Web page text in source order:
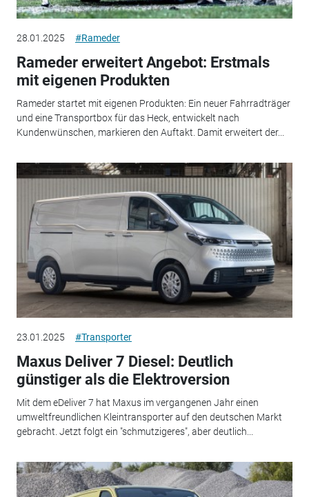
28.01.2025 #Rameder
Rameder erweitert Angebot: Erstmals
mit eigenen Produkten
Rameder startet mit eigenen Produkten: Ein neuer Fahrradträger
und eine Transportbox für das Heck, entwickelt nach
Kundenwünschen, markieren den Auftakt. Damit erweitert der...
23.01.2025 #Transporter
Maxus Deliver 7 Diesel: Deutlich
günstiger als die Elektroversion
Mit dem eDeliver 7 hat Maxus im vergangenen Jahr einen
umweltfreundlichen Kleintransporter auf den deutschen Markt
gebracht. Jetzt folgt ein "schmutzigeres", aber deutlich...